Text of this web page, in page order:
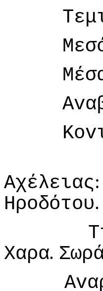
Αχέλειας
Ηρoδότoυ.
Χαρα.